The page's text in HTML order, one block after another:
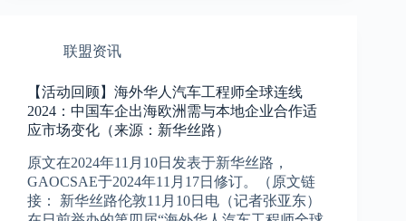
联盟资讯
【活动回顾】海外华人汽车工程师全球连线
2024：中国车企出海欧洲需与本地企业合作适
应市场变化（来源：新华丝路）
原文在2024年11月10日发表于新华丝路，
GAOCSAE于2024年11月17日修订。（原文链
接： 新华丝路伦敦11月10日电（记者张亚东）